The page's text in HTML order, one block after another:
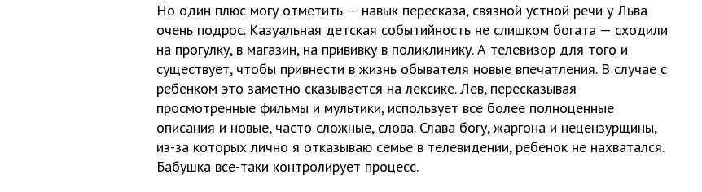
Но один плюс могу отметить — навык пересказа, связной устной речи у Льва
очень подрос. Казуальная детская событийность не слишком богата — сходили
на прогулку, в магазин, на прививку в поликлинику. А телевизор для того и
существует, чтобы привнести в жизнь обывателя новые впечатления. В случае с
ребенком это заметно сказывается на лексике. Лев, пересказывая
просмотренные фильмы и мультики, использует все более полноценные
описания и новые, часто сложные, слова. Слава богу, жаргона и нецензурщины,
из-за которых лично я отказываю семье в телевидении, ребенок не нахватался.
Бабушка все-таки контролирует процесс.